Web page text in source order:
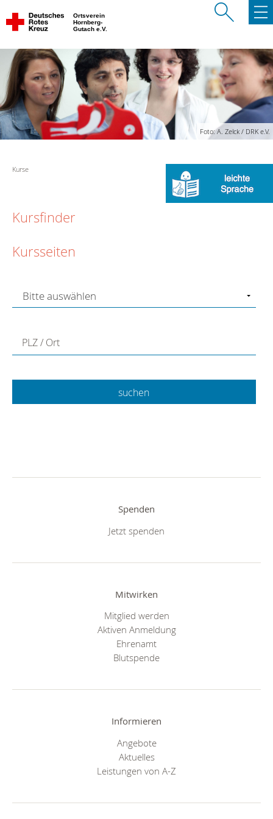
Ortsverein
Hornberg-
Gutach e.V.
Foto: A. Zelck / DRK e.V.
Kurse
Kursfinder
Kursseiten
PLZ / Ort
Spenden
Jetzt spenden
Mitwirken
Mitglied werden
Aktiven Anmeldung
Ehrenamt
Blutspende
Informieren
Angebote
Aktuelles
Leistungen von A-Z